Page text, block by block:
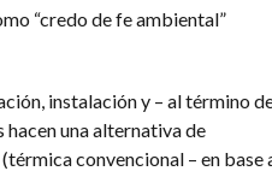
“credo de fe ambiental”
instalación y – al término
una alternativa de
convencional – en base